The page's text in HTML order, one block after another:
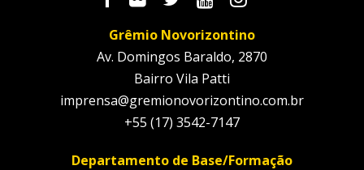
Grêmio Novorizontino
Av. Domingos Baraldo, 2870
Bairro Vila Patti
imprensa@gremionovorizontino.com.br
+55 (17) 3542-7147
Departamento de Base/Formação